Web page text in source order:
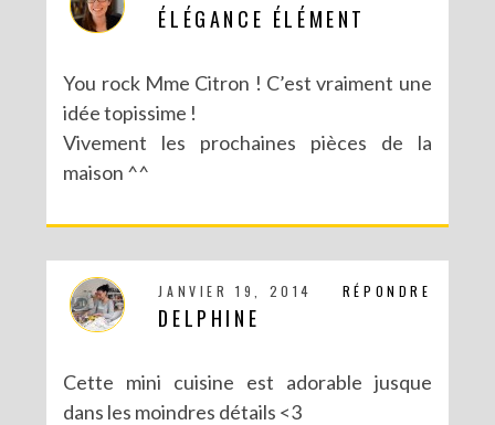
ÉLÉGANCE ÉLÉMENT
You rock Mme Citron ! C’est vraiment une
idée topissime !
Vivement les prochaines pièces de la
maison ^^
RÉPONDRE
JANVIER 19, 2014
DELPHINE
Cette mini cuisine est adorable jusque
dans les moindres détails <3